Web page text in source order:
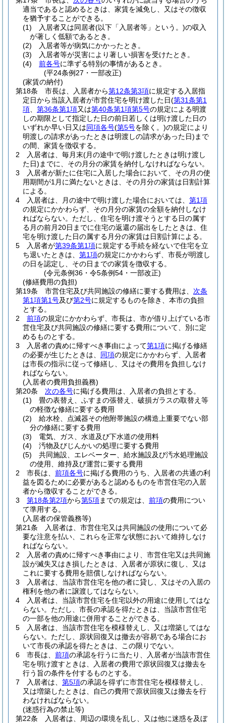
適当であると認めるときは、家賃を減免し、又はその徴収
を猶予することができる。
(1)
入居者又は同居者(以下「入居者等」という。)の収入
が著しく低額であるとき。
(2)
入居者等が病気にかかったとき。
(3)
入居者等が災害により著しい損害を受けたとき。
(4)
前各号に準ずる特別の事情があるとき。
(平24条例27・一部改正)
(家賃の納付)
第18条
市長は、入居者から第12条第3項に規定する入居指
定日から当該入居者が市営住宅を明け渡した日(第31条第1
項
第36条第1項又は第40条第1項第5号の規定による明渡
しの期限として指定した日の前日若しくは明け渡した日の
いずれか早い日又は同項各号(第5号を除く。)の規定により
明渡しの請求があったときは明渡しの請求があった日) まで
の間、家賃を徴収する。
2
入居者は、毎月末(月の途中で明け渡したときは明け渡し
た日) までに、その月分の家賃を納付しなければならない。
3
入居者が新たに住宅に入居した場合において、その月の使
用期間が1月に満たないときは、その月分の家賃は日割計算
による。
4
入居者は、月の途中で明け渡した場合においては、 第1項
の規定にかかわらず、その月分の家賃の全額を納付しなけ
ればならない。 ただし、住宅を明け渡そうとする日の属す
る月の前月20日までに住宅の返還の届出をしたときは、住
宅を明け渡した日の属する月分の家賃は日割計算による。
5
入居者が第39条第1項に規定する手続を経ないで住宅を立
ち退いたときは、 第1項の規定にかかわらず、市長が明渡し
の日を認定し、その日までの家賃を徴収する。
(令元条例36・令5条例54・一部改正)
(修繕費用の負担)
第19条
市営住宅及び共同施設の修繕に要する費用は、 次条
第1項第1号及び第2号に規定するものを除き、本市の負担
とする。
2
前項の規定にかかわらず、市長は、市が借り上げている市
営住宅及び共同施設の修繕に要する費用について、別に定
めるものとする。
3
入居者の責めに帰すべき事由によって第1項に掲げる修繕
の必要が生じたときは、 同項の規定にかかわらず、入居者
は市長の指示に従って修繕し、又はその費用を負担しなけ
ればならない。
(入居者の費用負担義務)
第20条
次の各号に掲げる費用は、入居者の負担とする。
(1)
畳の表替え、ふすまの張替え、破損ガラスの取替え等
の軽徴な修繕に要する費用
(2)
給水栓、点滅器その他附帯施設の構造上重要でない部
分の修繕に要する費用
(3)
電気、ガス、水道及び下水道の使用料
(4)
汚物及びじんかいの処理に要する費用
(5)
共同施設、エレベーター、給水施設及び汚水処理施設
の使用、維持及び運営に要する費用
2
市長は、 前項各号に掲げる費用のうち、入居者の共通の利
益を図るために必要があると認めるものを市営住宅の入居
者から徴収することができる。
3
第18条第2項から第5項までの規定は、 前項の費用につい
て準用する。
(入居者の保管義務等)
第21条
入居者は、市営住宅又は共同施設の使用について必
要な注意を払い、これらを正常な状態において維持しなけ
ればならない。
2
入居者の責めに帰すべき事由により、市営住宅又は共同施
設が滅失又はき損したときは、入居者が原状に復し、又は
これに要する費用を賠償しなければならない。
3
入居者は、当該市営住宅を他の者に貸し、又はその入居の
権利を他の者に譲渡してはならない。
4
入居者は、当該市営住宅を住宅以外の用途に使用してはな
らない。 ただし、市長の承認を得たときは、当該市営住宅
の一部を他の用途に併用することができる。
5
入居者は、当該市営住宅を模様替えし、又は増築してはな
らない。 ただし、原状回復又は撤去が容易である場合にお
いて市長の承認を得たときは、この限りでない。
6
市長は、 前項の承認を行うに当たり、入居者が当該市営住
宅を明け渡すときは、入居者の費用で原状回復又は撤去を
行う旨の条件を付するものとする。
7
入居者は、 第5項の承認を得ずに市営住宅を模様替えし、
又は増築したときは、自己の費用で原状回復又は撤去を行
わなければならない。
(迷惑行為の禁止等)
第22条
入居者は、周辺の環境を乱し、又は他に迷惑を及ぼ